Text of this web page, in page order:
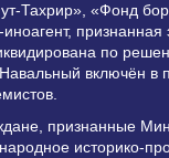
Тахрир», «Фонд
признанная
по
включён в
признанные
историко-